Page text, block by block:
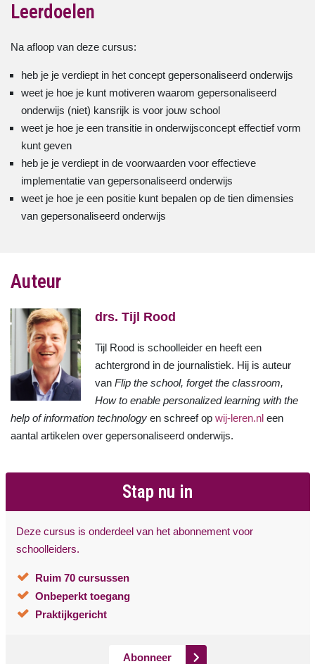
Leerdoelen
Na afloop van deze cursus:
heb je je verdiept in het concept gepersonaliseerd onderwijs
weet je hoe je kunt motiveren waarom gepersonaliseerd
onderwijs (niet) kansrijk is voor jouw school
weet je hoe je een transitie in onderwijsconcept effectief vorm
kunt geven
heb je je verdiept in de voorwaarden voor effectieve
implementatie van gepersonaliseerd onderwijs
weet je hoe je een positie kunt bepalen op de tien dimensies
van gepersonaliseerd onderwijs
Auteur
drs. Tijl Rood
Tijl Rood is schoolleider en heeft een
achtergrond in de journalistiek. Hij is auteur
van Flip the school, forget the classroom,
How to enable personalized learning with the
help of information technology en schreef op wij-leren.nl een
aantal artikelen over gepersonaliseerd onderwijs.
Stap nu in
Deze cursus is onderdeel van het abonnement voor
schoolleiders.
Ruim 70 cursussen
Onbeperkt toegang
Praktijkgericht
Abonneer